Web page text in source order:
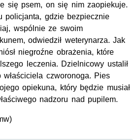
się psem, on się nim zaopiekuje.
policjanta, gdzie bezpiecznie
wspólnie ze swoim
odwiedził weterynarza. Jak
niegroźne obrażenia, które
leczenia. Dzielnicowy ustalił
czworonoga. Pies
opiekuna, który będzie musiał
nadzoru nad pupilem.